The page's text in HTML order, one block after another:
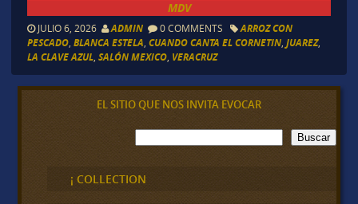
MDV
JULIO 6, 2026 ADMIN 0 COMMENTS
ARROZ CON
PESCADO, BLANCA ESTELA, CUANDO CANTA EL CORNETIN, JUAREZ,
LA CLAVE AZUL, SALÓN MEXICO, VERACRUZ
EL SITIO QUE NOS INVITA EVOCAR
B
u
c
a
Buscar
¡ COLLECTION